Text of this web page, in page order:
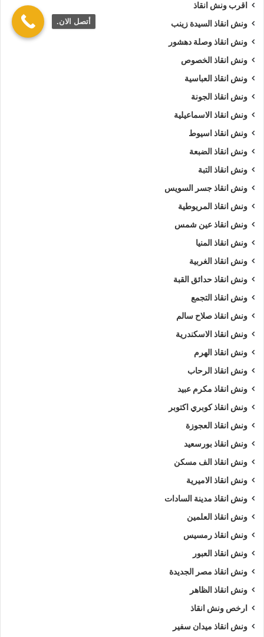
اقرب ونش انقاذ
ونش انقاذ السيدة زينب
ونش انقاذ وصلة دهشور
ونش انقاذ الخصوص
ونش انقاذ العباسية
ونش انقاذ الجونة
ونش انقاذ الاسماعيلية
ونش انقاذ اسيوط
ونش انقاذ الضبعة
ونش انقاذ التبة
ونش انقاذ جسر السويس
ونش انقاذ المريوطية
ونش انقاذ عين شمس
ونش انقاذ المنيا
ونش انقاذ الغربية
ونش انقاذ حدائق القبة
ونش انقاذ التجمع
ونش انقاذ صلاح سالم
ونش انقاذ الاسكندرية
ونش انقاذ الهرم
ونش انقاذ الرحاب
ونش انقاذ مكرم عبيد
ونش انقاذ كوبري اكتوبر
ونش انقاذ العجوزة
ونش انقاذ بورسعيد
ونش انقاذ الف مسكن
ونش انقاذ الاميرية
ونش انقاذ مدينة السادات
ونش انقاذ العلمين
ونش انقاذ رمسيس
ونش انقاذ العبور
ونش انقاذ مصر الجديدة
ونش انقاذ الظاهر
ارخص ونش انقاذ
ونش انقاذ ميدان سفير
أتصل الان.